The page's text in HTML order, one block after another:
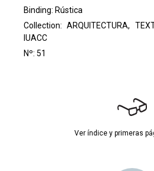
Binding: Rústica
Collection:ARQUITECTURA,
IUACC
Nº: 51
Ver índice y primeras